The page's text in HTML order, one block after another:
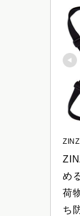
ZINZ
め
荷
ち